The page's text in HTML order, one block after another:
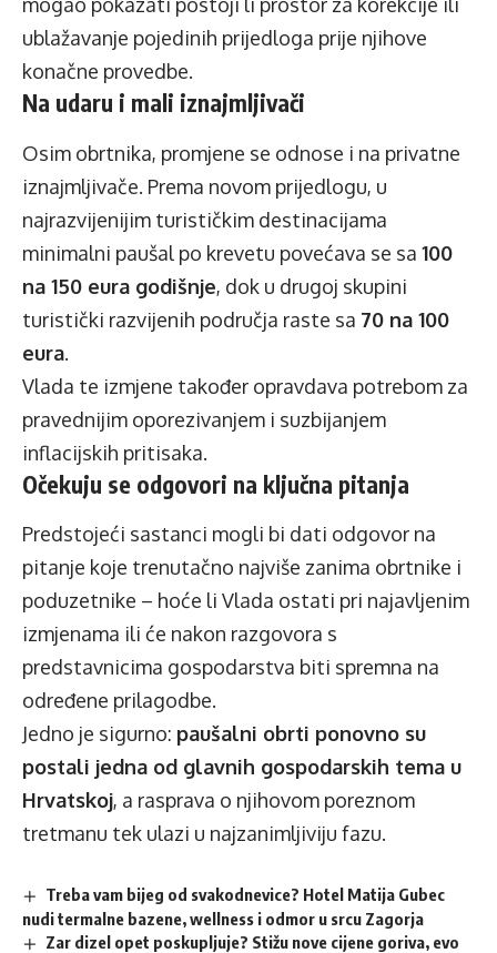
ublažavanje pojedinih prijedloga prije njihove
konačne provedbe.
Na udaru i mali iznajmljivači
Osim obrtnika, promjene se odnose i na privatne
iznajmljivače. Prema novom prijedlogu, u
najrazvijenijim turističkim destinacijama
minimalni paušal po krevetu povećava se sa 100
na 150 eura godišnje, dok u drugoj skupini
turistički razvijenih područja raste sa 70 na 100
eura.
Vlada te izmjene također opravdava potrebom za
pravednijim oporezivanjem i suzbijanjem
inflacijskih pritisaka.
Očekuju se odgovori na ključna pitanja
Predstojeći sastanci mogli bi dati odgovor na
pitanje koje trenutačno najviše zanima obrtnike i
poduzetnike – hoće li Vlada ostati pri najavljenim
izmjenama ili će nakon razgovora s
predstavnicima gospodarstva biti spremna na
određene prilagodbe.
Jedno je sigurno: paušalni obrti ponovno su
postali jedna od glavnih gospodarskih tema u
Hrvatskoj, a rasprava o njihovom poreznom
tretmanu tek ulazi u najzanimljiviju fazu.
Treba vam bijeg od svakodnevice? Hotel Matija Gubec
nudi termalne bazene, wellness i odmor u srcu Zagorja
Zar dizel opet poskupljuje? Stižu nove cijene goriva, evo